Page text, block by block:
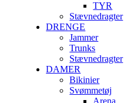
TYR
Stævnedragter
DRENGE
Jammer
Trunks
Stævnedragter
DAMER
Bikinier
Svømmetøj
Arena